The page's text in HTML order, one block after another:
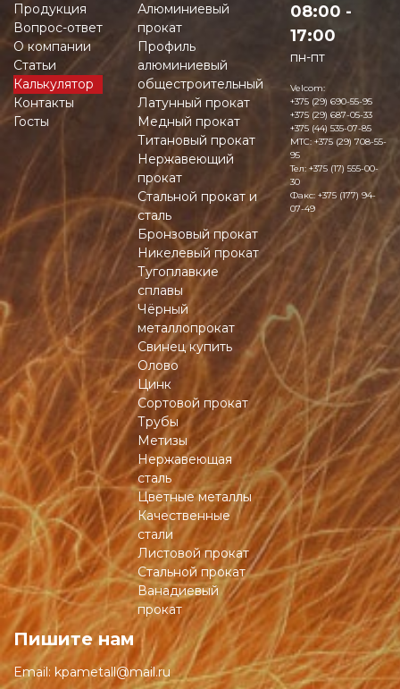
Продукция
Вопрос-ответ
О компании
Статьи
Калькулятор
Контакты
Госты
Алюминиевый
прокат
Профиль
алюминиевый
общестроительный
Латунный прокат
Медный прокат
Титановый прокат
Нержавеющий
прокат
Стальной прокат и
сталь
Бронзовый прокат
Никелевый прокат
Тугоплавкие
сплавы
Чёрный
металлопрокат
Свинец купить
Олово
Цинк
Сортовой прокат
Трубы
Метизы
Нержавеющая
сталь
Цветные металлы
Качественные
стали
Листовой прокат
Стальной прокат
Ванадиевый
прокат
08:00 -
17:00
пн-пт
Velcom:
+375 (29) 690-55-95
+375 (29) 687-05-33
+375 (44) 535-07-85
MTC:+375 (29) 708-55-
95
Тел: +375 (17) 555-00-
30
Факс: +375 (177) 94-
07-49
Пишите нам
Email: kpametall@mail.ru